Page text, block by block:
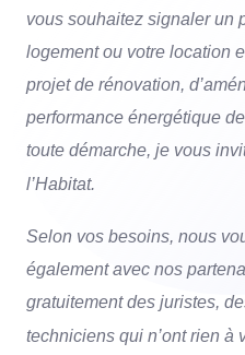
vous souhaitez signaler un
logement ou votre location
projet de rénovation,
performance énergétique
toute démarche, je vous
l’Habitat.
Selon vos besoins, nous
également avec nos
gratuitement des juristes,
techniciens qui n’ont rien à